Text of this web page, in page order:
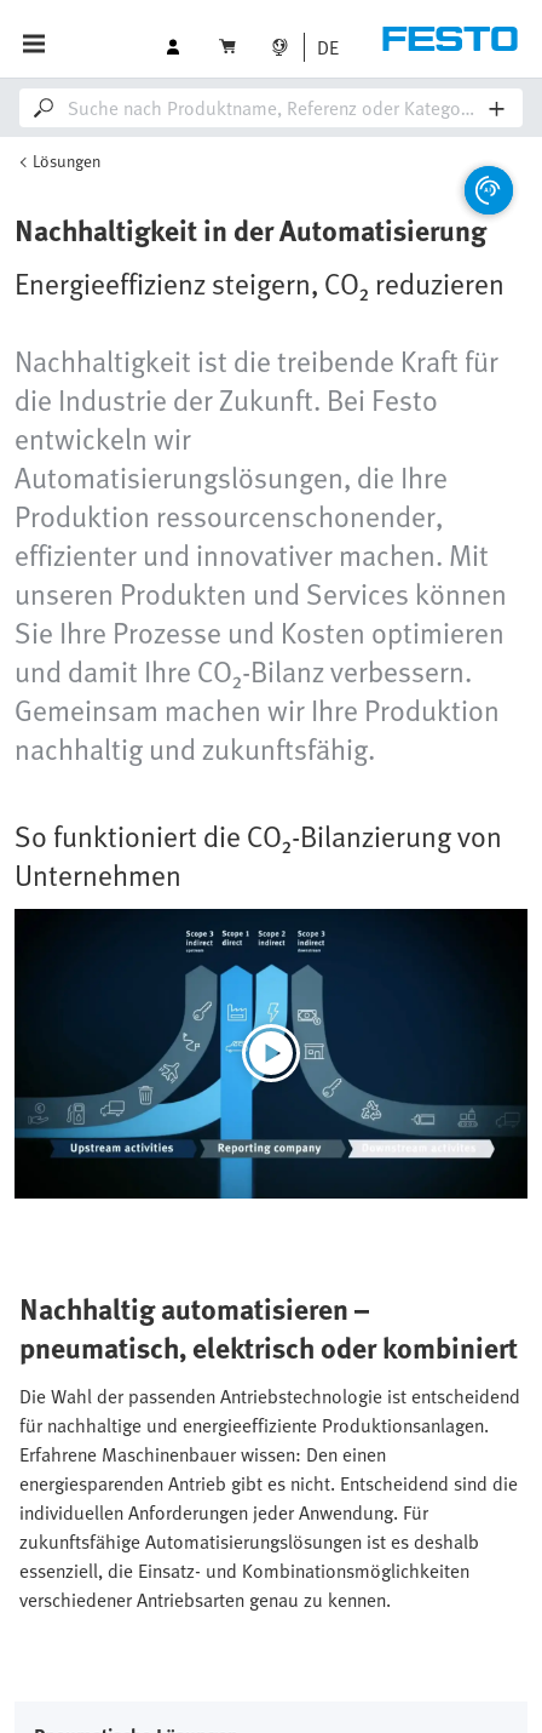
DE
Lösungen
Nachhaltigkeit in der Automatisierung
Energieeffizienz steigern, CO₂ reduzieren
Nachhaltigkeit ist die treibende Kraft für
die Industrie der Zukunft. Bei Festo
entwickeln wir
Automatisierungslösungen, die Ihre
Produktion ressourcenschonender,
effizienter und innovativer machen. Mit
unseren Produkten und Services können
Sie Ihre Prozesse und Kosten optimieren
und damit Ihre CO₂-Bilanz verbessern.
Gemeinsam machen wir Ihre Produktion
nachhaltig und zukunftsfähig.
So funktioniert die CO₂-Bilanzierung von
Unternehmen
Nachhaltig automatisieren –
pneumatisch, elektrisch oder kombiniert
Die Wahl der passenden Antriebstechnologie ist entscheidend
für nachhaltige und energieeffiziente Produktionsanlagen.
Erfahrene Maschinenbauer wissen: Den einen
energiesparenden Antrieb gibt es nicht. Entscheidend sind die
individuellen Anforderungen jeder Anwendung. Für
zukunftsfähige Automatisierungslösungen ist es deshalb
essenziell, die Einsatz- und Kombinationsmöglichkeiten
verschiedener Antriebsarten genau zu kennen.